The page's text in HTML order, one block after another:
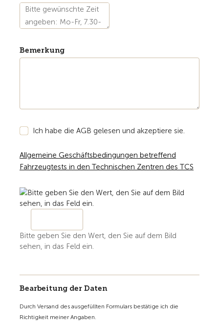
Bemerkung
Ich habe die AGB gelesen und akzeptiere sie.
Allgemeine Geschäftsbedingungen betreffend
Fahrzeugtests in den Technischen Zentren des TCS
Bitte geben Sie den Wert, den Sie auf dem Bild
sehen, in das Feld ein.
Bearbeitung der Daten
Durch Versand des ausgefüllten Formulars bestätige ich die
Richtigkeit meiner Angaben.